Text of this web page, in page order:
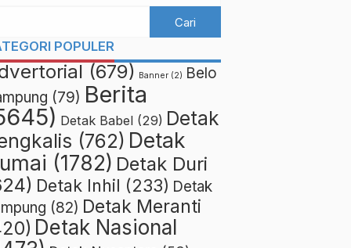
POPULER
(679) Banner (2) Belo
(79) Berita
Detak Babel (29) Detak
(762) Detak
(1782) Detak Duri
Detak Inhil (233) Detak
(82) Detak Meranti
Detak Nasional